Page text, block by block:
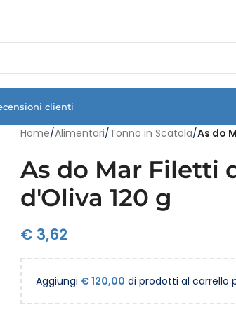
clienti
Home/Alimentari/Tonno in Scatola/As do
As do Mar Filetti
d'Oliva 120 g
€ 3,62
Aggiungi €120,00 di prodotti al carrello